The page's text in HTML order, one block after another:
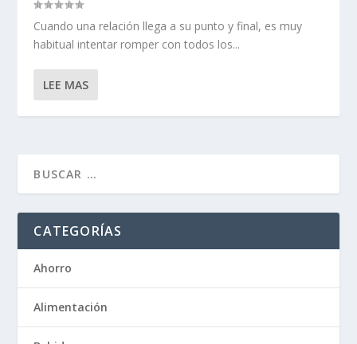
Cuando una relación llega a su punto y final, es muy
habitual intentar romper con todos los...
LEE MAS
CATEGORÍAS
Ahorro
Alimentación